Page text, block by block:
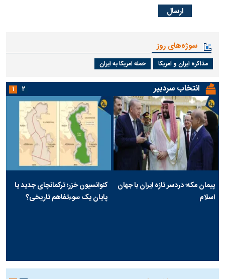
سوژه‌های روز
مذاکره ایران و آمریکا حمله آمریکا به ایران
انتخاب سردبیر
پیمان مکه؛ دردسر تازه ایران با جهان
اسلام
کنوانسیون خزر؛ ترکمانچای جدید یا
پایان یک سوءتفاهم تاریخی؟
۱ ۲